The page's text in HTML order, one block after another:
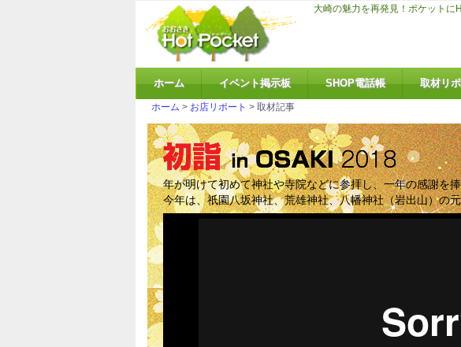
大崎の魅力を再発見！ポケット
ホーム イベント掲示板 SHOP電話帳 取材リ
ホーム > お店リポート > 取材記事